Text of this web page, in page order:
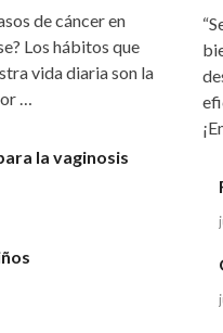
de cáncer en
Los hábitos que
vida diaria son la
…
la vaginosis